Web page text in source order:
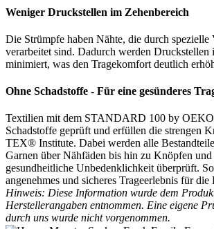
Weniger Druckstellen im Zehenbereich
Die Strümpfe haben Nähte, die durch spezielle
verarbeitet sind. Dadurch werden Druckstellen
minimiert, was den Tragekomfort deutlich
Ohne Schadstoffe - Für eine gesünderes
Textilien mit dem STANDARD 100 by
Schadstoffe geprüft und erfüllen die strengen
TEX® Institute. Dabei werden alle
Garnen über Nähfäden bis hin zu Knöpfen und
gesundheitliche Unbedenklichkeit überprüft.
angenehmes und sicheres Trageerlebnis für die
Hinweis: Diese Information wurde dem
Herstellerangaben entnommen. Eine eigene
durch uns wurde nicht vorgenommen.